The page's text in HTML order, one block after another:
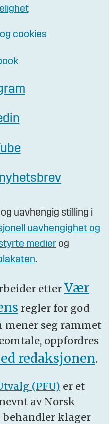
cookies
uavhengig stilling i
uavhengighet og
medier og
.
etter Vær
regler for god
mener seg rammet
oppfordres
redaksjonen.
(PFU) er et
av Norsk
behandler klager